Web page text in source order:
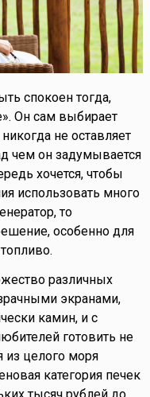
спокоен тогда,
Он сам выбирает
не оставляет
чем он задумывается
хочется, чтобы
использовать много
то
особенно для
различных
экранами,
камин, и с
готовить не
из целого моря
категория печек